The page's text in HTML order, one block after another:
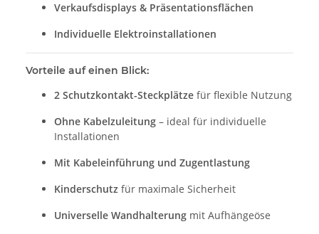
Verkaufsdisplays & Präsentationsflächen
Individuelle Elektroinstallationen
Vorteile auf einen Blick:
2 Schutzkontakt-Steckplätze für flexible Nutzung
Ohne Kabelzuleitung – ideal für individuelle
Installationen
Mit Kabeleinführung und Zugentlastung
Kinderschutz für maximale Sicherheit
Universelle Wandhalterung mit Aufhängeöse